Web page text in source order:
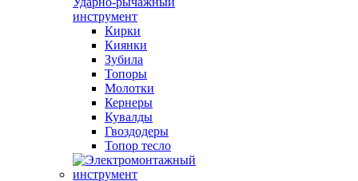
инструмент
Кирки
Киянки
Зубила
Топоры
Молотки
Кернеры
Кувалды
Гвоздодеры
Топор тесло